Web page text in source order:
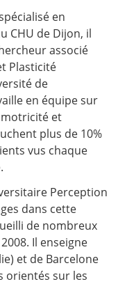
en
CHU de Dijon, il
associé
Plasticité
de
en équipe sur
et
plus de 10%
vus chaque
Perception
dans cette
de nombreux
Il enseigne
et de Barcelone
orientés sur les